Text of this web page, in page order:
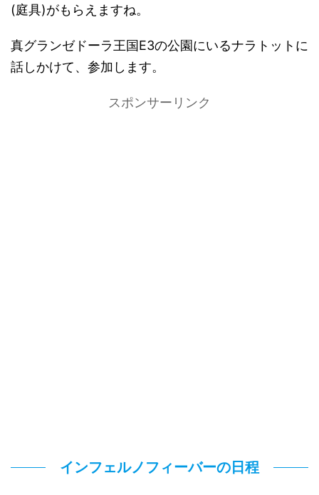
(庭具)がもらえますね。
真グランゼドーラ王国E3の公園にいるナラトットに
話しかけて、参加します。
スポンサーリンク
インフェルノフィーバーの日程